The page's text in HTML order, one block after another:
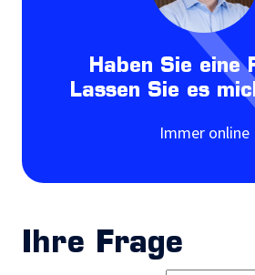
Haben Sie eine
Lassen Sie es
Immer online
Ihre Frage